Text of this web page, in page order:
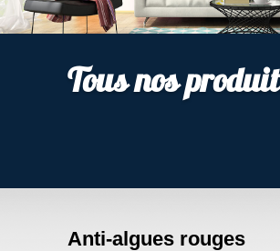
Tous nos
Anti-algues rouges